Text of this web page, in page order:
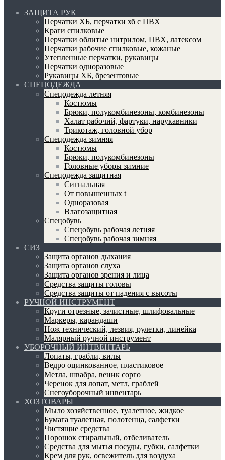
ЗАЩИТА РУК
Перчатки ХБ, перчатки хб с ПВХ
Краги спилковые
Перчатки облитые нитрилом, ПВХ, латексом
Перчатки рабочие спилковые, кожаные
Утепленные перчатки, рукавицы
Перчатки одноразовые
Рукавицы ХБ, брезентовые
СПЕЦОДЕЖДА
Спецодежда летняя
Костюмы
Брюки, полукомбинезоны, комбинезоны
Халат рабочий, фартуки, нарукавники
Трикотаж, головной убор
Спецодежда зимняя
Костюмы
Брюки, полукомбинезоны
Головные уборы зимние
Спецодежда защитная
Сигнальная
От повышенных t
Одноразовая
Влагозащитная
Спецобувь
Спецобувь рабочая летняя
Спецобувь рабочая зимняя
СИЗ
Защита органов дыхания
Защита органов слуха
Защита органов зрения и лица
Средства защиты головы
Средства защиты от падения с высоты
РУЧНОЙ ИНСТРУМЕНТ
Круги отрезные, зачистные, шлифовальные
Маркеры, карандаши
Нож технический, лезвия, рулетки, линейка
Малярный ручной инструмент
УБОРОЧНЫЙ ИНТВЕНТАРЬ
Лопаты, грабли, вилы
Ведро оцинкованное, пластиковое
Метла, швабра, веник сорго
Черенок для лопат, метл, граблей
Снегоуборочный инвентарь
ХОЗТОВАРЫ
Мыло хозяйственное, туалетное, жидкое
Бумага туалетная, полотенца, салфетки
Чистящие средства
Порошок стиральный, отбеливатель
Средства для мытья посуды, губки, салфетки
Крем для рук, освежитель для воздуха